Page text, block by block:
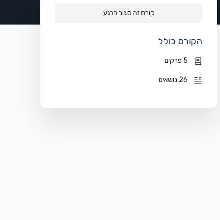
קורס זה סגור כרגע
הקורס כולל
5 פרקים
26 נושאים